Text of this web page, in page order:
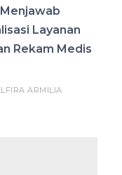
Layanan
Rekam Medis
ARMILIA